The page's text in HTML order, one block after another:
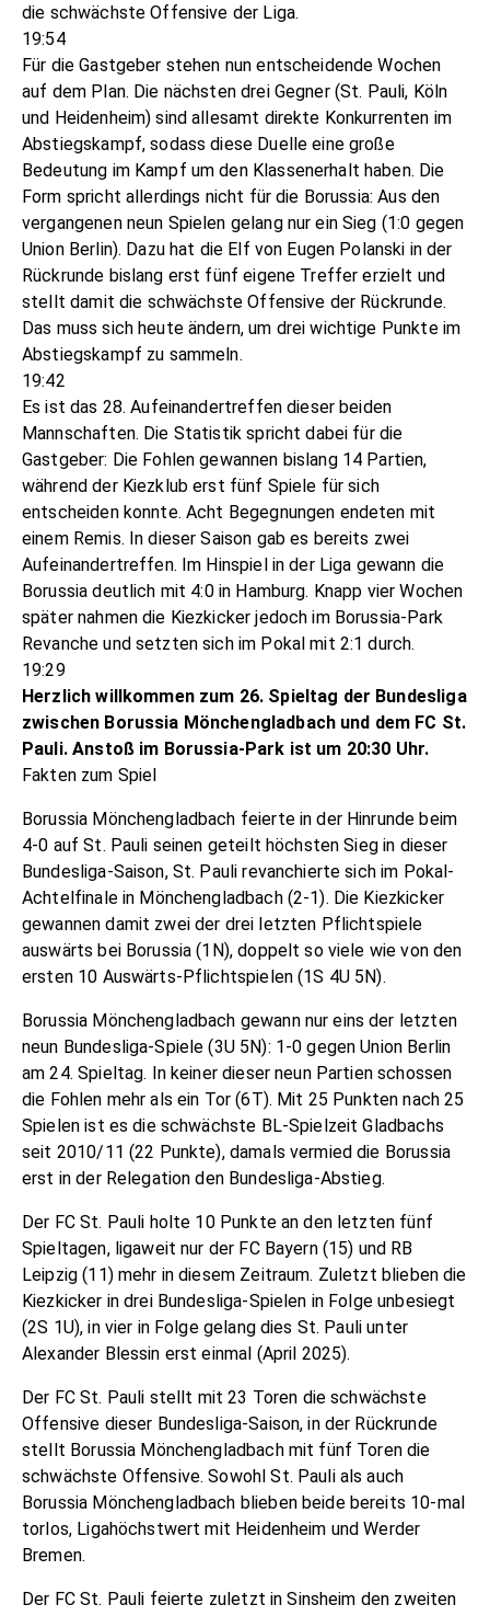
die schwächste Offensive der Liga.
19:54
Für die Gastgeber stehen nun entscheidende Wochen
auf dem Plan. Die nächsten drei Gegner (St. Pauli, Köln
und Heidenheim) sind allesamt direkte Konkurrenten im
Abstiegskampf, sodass diese Duelle eine große
Bedeutung im Kampf um den Klassenerhalt haben. Die
Form spricht allerdings nicht für die Borussia: Aus den
vergangenen neun Spielen gelang nur ein Sieg (1:0 gegen
Union Berlin). Dazu hat die Elf von Eugen Polanski in der
Rückrunde bislang erst fünf eigene Treffer erzielt und
stellt damit die schwächste Offensive der Rückrunde.
Das muss sich heute ändern, um drei wichtige Punkte im
Abstiegskampf zu sammeln.
19:42
Es ist das 28. Aufeinandertreffen dieser beiden
Mannschaften. Die Statistik spricht dabei für die
Gastgeber: Die Fohlen gewannen bislang 14 Partien,
während der Kiezklub erst fünf Spiele für sich
entscheiden konnte. Acht Begegnungen endeten mit
einem Remis. In dieser Saison gab es bereits zwei
Aufeinandertreffen. Im Hinspiel in der Liga gewann die
Borussia deutlich mit 4:0 in Hamburg. Knapp vier Wochen
später nahmen die Kiezkicker jedoch im Borussia-Park
Revanche und setzten sich im Pokal mit 2:1 durch.
19:29
Herzlich willkommen zum 26. Spieltag der Bundesliga
zwischen Borussia Mönchengladbach und dem FC St.
Pauli. Anstoß im Borussia-Park ist um 20:30 Uhr.
Fakten zum Spiel
Borussia Mönchengladbach feierte in der Hinrunde beim
4-0 auf St. Pauli seinen geteilt höchsten Sieg in dieser
Bundesliga-Saison, St. Pauli revanchierte sich im Pokal-
Achtelfinale in Mönchengladbach (2-1). Die Kiezkicker
gewannen damit zwei der drei letzten Pflichtspiele
auswärts bei Borussia (1N), doppelt so viele wie von den
ersten 10 Auswärts-Pflichtspielen (1S 4U 5N).
Borussia Mönchengladbach gewann nur eins der letzten
neun Bundesliga-Spiele (3U 5N): 1-0 gegen Union Berlin
am 24. Spieltag. In keiner dieser neun Partien schossen
die Fohlen mehr als ein Tor (6T). Mit 25 Punkten nach 25
Spielen ist es die schwächste BL-Spielzeit Gladbachs
seit 2010/11 (22 Punkte), damals vermied die Borussia
erst in der Relegation den Bundesliga-Abstieg.
Der FC St. Pauli holte 10 Punkte an den letzten fünf
Spieltagen, ligaweit nur der FC Bayern (15) und RB
Leipzig (11) mehr in diesem Zeitraum. Zuletzt blieben die
Kiezkicker in drei Bundesliga-Spielen in Folge unbesiegt
(2S 1U), in vier in Folge gelang dies St. Pauli unter
Alexander Blessin erst einmal (April 2025).
Der FC St. Pauli stellt mit 23 Toren die schwächste
Offensive dieser Bundesliga-Saison, in der Rückrunde
stellt Borussia Mönchengladbach mit fünf Toren die
schwächste Offensive. Sowohl St. Pauli als auch
Borussia Mönchengladbach blieben beide bereits 10-mal
torlos, Ligahöchstwert mit Heidenheim und Werder
Bremen.
Der FC St. Pauli feierte zuletzt in Sinsheim den zweiten